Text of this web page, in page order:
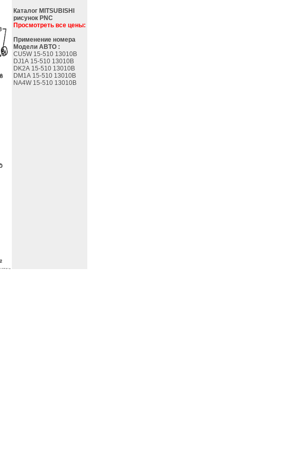
Каталог MITSUBISHI
рисунок PNC
Просмотреть все цены:
Применение номера
Модели АВТО :
CU5W 15-510 13010B
DJ1A 15-510 13010B
DK2A 15-510 13010B
DM1A 15-510 13010B
NA4W 15-510 13010B